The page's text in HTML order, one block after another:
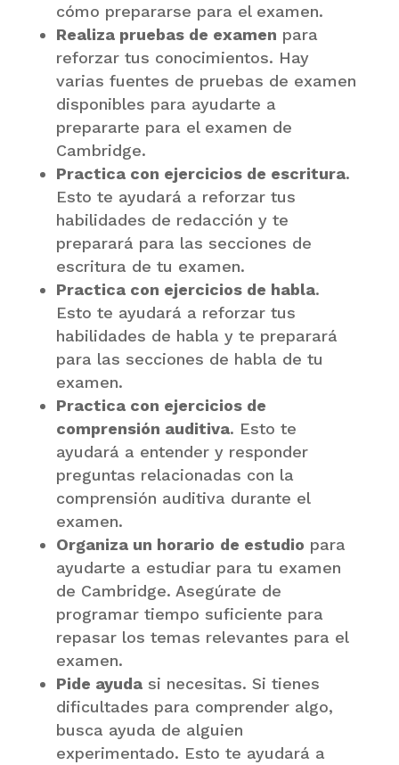
cómo prepararse para el examen.
Realiza pruebas de examen para
reforzar tus conocimientos. Hay
varias fuentes de pruebas de examen
disponibles para ayudarte a
prepararte para el examen de
Cambridge.
Practica con ejercicios de escritura.
Esto te ayudará a reforzar tus
habilidades de redacción y te
preparará para las secciones de
escritura de tu examen.
Practica con ejercicios de habla.
Esto te ayudará a reforzar tus
habilidades de habla y te preparará
para las secciones de habla de tu
examen.
Practica con ejercicios de
comprensión auditiva. Esto te
ayudará a entender y responder
preguntas relacionadas con la
comprensión auditiva durante el
examen.
Organiza un horario de estudio para
ayudarte a estudiar para tu examen
de Cambridge. Asegúrate de
programar tiempo suficiente para
repasar los temas relevantes para el
examen.
Pide ayudasi necesitas. Si tienes
dificultades para comprender algo,
busca ayuda de alguien
experimentado. Esto te ayudará a